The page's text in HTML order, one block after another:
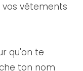
vêtements
qu'on te
ton nom